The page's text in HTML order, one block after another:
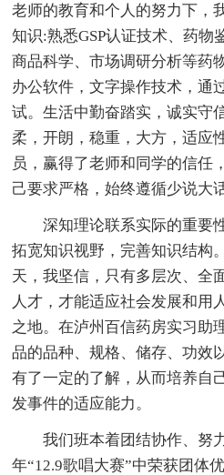
老师的教育和个人的努力下，
知识:熟悉GSP认证技术、药物
商品科学、市场调研分析等药
办公软件，文字操作技术，通
试。生活中勤奋踏实，诚实守
柔，开朗，稳重，大方，适应
员，赢得了老师和同学的信任
己要求严格，始终遵循少说大
深知理论联系实际的重要
拓宽知识视野，完善知识结构
天，我坚信，只有多层次、全
人才，才能适应社会发展和用
之地。在泸州百信药房实习助
品的品种、规格、储存、功效
有了一定的了解，从而培养自
发事件的适应能力。
我们班本着团结协作、努
年“12.9歌唱大赛”中荣获团体